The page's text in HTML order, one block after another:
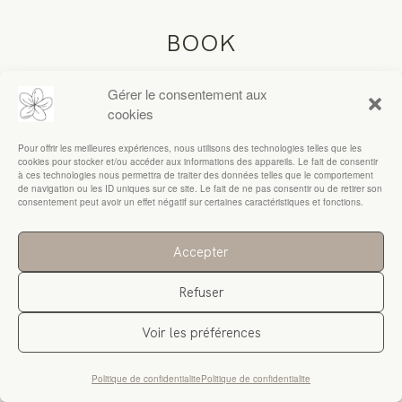
Gérer le consentement aux
cookies
Pour offrir les meilleures expériences, nous utilisons des technologies telles que les
cookies pour stocker et/ou accéder aux informations des appareils. Le fait de consentir
à ces technologies nous permettra de traiter des données telles que le comportement
de navigation ou les ID uniques sur ce site. Le fait de ne pas consentir ou de retirer son
consentement peut avoir un effet négatif sur certaines caractéristiques et fonctions.
Accepter
Refuser
Voir les préférences
Politique de confidentialitePolitique de confidentialite
RESSOURCES
BOOK